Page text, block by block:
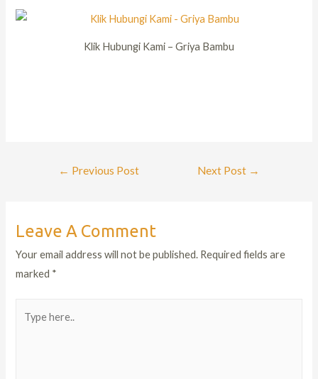
Klik Hubungi Kami – Griya Bambu
← Previous Post Next Post →
Leave A Comment
Your email address will not be published. Required fields are
marked *